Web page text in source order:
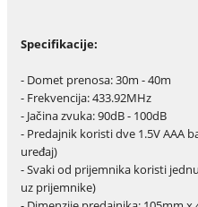
Specifikacije:
- Domet prenosa: 30m - 40m
- Frekvencija: 433.92MHz
- Jačina zvuka: 90dB - 100dB
- Predajnik koristi dve 1.5V AAA
uređaj)
- Svaki od prijemnika koristi
uz prijemnike)